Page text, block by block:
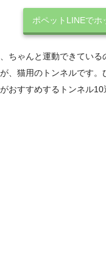
ポペットLINEでホ
ちゃんと運動できてい
、猫用のトンネルです
おすすめするトンネル